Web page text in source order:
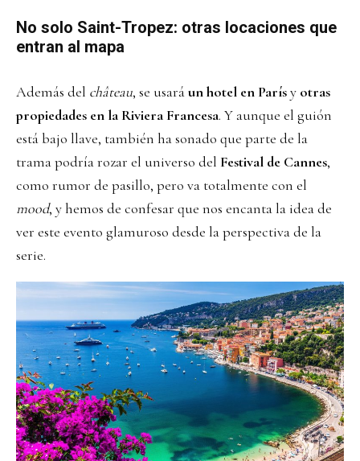
No solo Saint-Tropez: otras locaciones que
entran al mapa
Además del château, se usaráun hotel en Parísy otras
propiedades en la Riviera Francesa. Y aunque el guión
está bajo llave, también ha sonado que parte de la
trama podría rozar el universo del Festival de Cannes,
como rumor de pasillo, pero va totalmente con el
mood, y hemos de confesar que nos encanta la idea de
ver este evento glamuroso desde la perspectiva de la
serie.